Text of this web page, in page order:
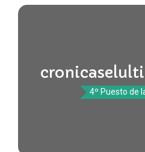
4º Puesto de